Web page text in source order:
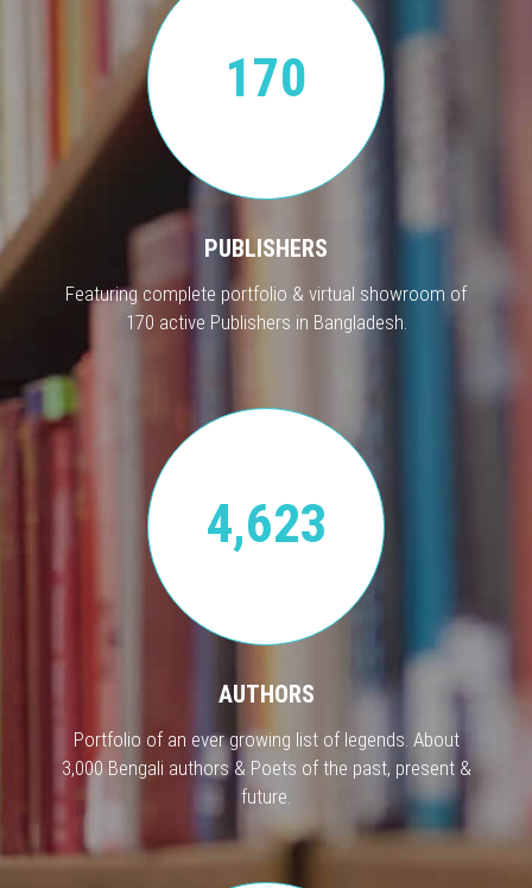
170
PUBLISHERS
Featuring complete portfolio & virtual showroom of
170 active Publishers in Bangladesh.
4,623
AUTHORS
Portfolio of an ever growing list of legends. About
3,000 Bengali authors & Poets of the past, present &
future.